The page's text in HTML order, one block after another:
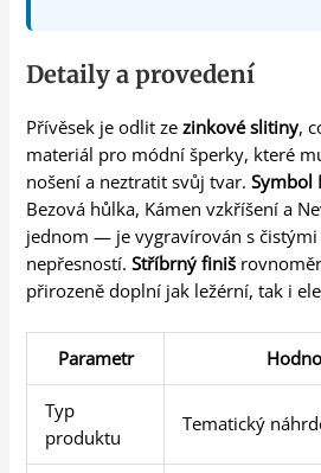
Detaily a provedení
Přívěsek je odlit zezinkové slitiny,
materiál pro módní šperky, které
nošení a neztratit svůj tvar.Symbol
Bezová hůlka, Kámen vzkříšení a
jednom — je vygravírován s
nepřesností.Stříbrný finiš
přirozeně doplní jak ležérní, tak i
Parametr
Typ
produktu
Tematický